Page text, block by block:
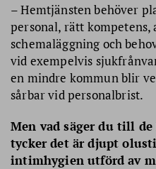
– Hemtjänsten behöver
personal, rätt kompetens,
schemaläggning och
vid exempelvis
en mindre kommun blir
sårbar vid personalbrist.
Men vad säger du till
tycker det är djupt
intimhygien utförd av